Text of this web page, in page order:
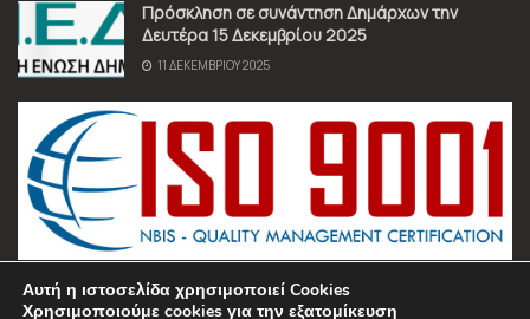
Πρόσκληση σε συνάντηση Δημάρχων την
Δευτέρα 15 Δεκεμβρίου 2025
11 ΔΕΚΕΜΒΡΊΟΥ 2025
Αυτή η ιστοσελίδα χρησιμοποιεί Cookies
Χρησιμοποιούμε cookies για την εξατομίκευση